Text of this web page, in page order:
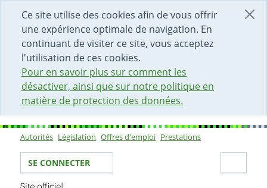
Ce site utilise des cookies afin de vous offrir
une expérience optimale de navigation. En
continuant de visiter ce site, vous acceptez
l'utilisation de ces cookies.
Pour en savoir plus sur comment les
désactiver, ainsi que sur notre politique en
matière de protection des données.
DÉBUT DU CONTENU DE LA PAGE
ACCÈS AU CHAMP DE RECHERCHE
PAGE D'ACCUEIL
FORMULAIRE DE CONTACT
Sous-navigation
Autorités Législation Offres d'emploi Prestations
Votre identité
SE CONNECTER